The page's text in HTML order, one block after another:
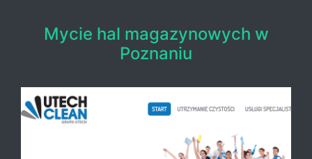
Mycie hal magazynowych w
Poznaniu